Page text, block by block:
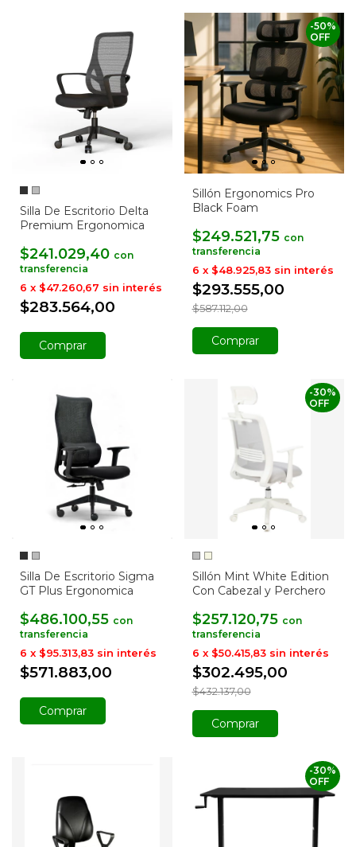
Silla De Escritorio Delta
Premium Ergonomica
$241.029,40 con
$283.564,00
6 x $47.260,67 sin interés
Comprar
Sillón Ergonomics Pro
Black Foam
$249.521,75 con
$293.555,00
-50%
OFF
$587.112,00
6 x $48.925,83 sin interés
Silla De Escritorio Sigma
GT Plus Ergonomica
$486.100,55 con
$571.883,00
6 x $95.313,83 sin interés
Comprar
Sillón Mint White Edition
Con Cabezal y Perchero
$257.120,75 con
$302.495,00
-30%
OFF
$432.137,00
6 x $50.415,83 sin interés
Comprar
-30%
OFF